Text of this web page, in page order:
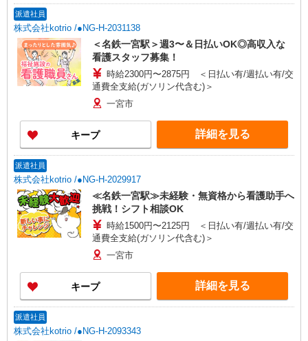
派遣社員
株式会社kotrio /●NG-H-2031138
＜名鉄一宮駅＞週3〜＆日払いOK◎高収入な
看護スタッフ募集！
時給2300円〜2875円 ＜日払い有/週払い有/交
通費全支給(ガソリン代含む)＞
一宮市
キープ 詳細を見る
派遣社員
株式会社kotrio /●NG-H-2029917
≪名鉄一宮駅≫未経験・無資格から看護助手へ
挑戦！シフト相談OK
時給1500円〜2125円 ＜日払い有/週払い有/交
通費全支給(ガソリン代含む)＞
一宮市
キープ 詳細を見る
派遣社員
株式会社kotrio /●NG-H-2093343